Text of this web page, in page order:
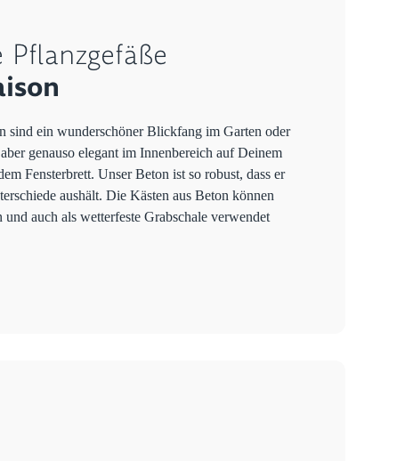
Pflanzgefäße
sind ein wunderschöner Blickfang im Garten oder
genauso elegant im Innenbereich auf Deinem
Fensterbrett. Unser Beton ist so robust, dass er
aushält. Die Kästen aus Beton können
und auch als wetterfeste Grabschale verwendet